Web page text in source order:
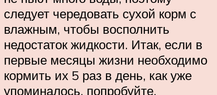
следует чередовать сухой корм с
влажным, чтобы восполнить
недостаток жидкости. Итак, если в
первые месяцы жизни необходимо
кормить их 5 раз в день, как уже
упоминалось, попробуйте,